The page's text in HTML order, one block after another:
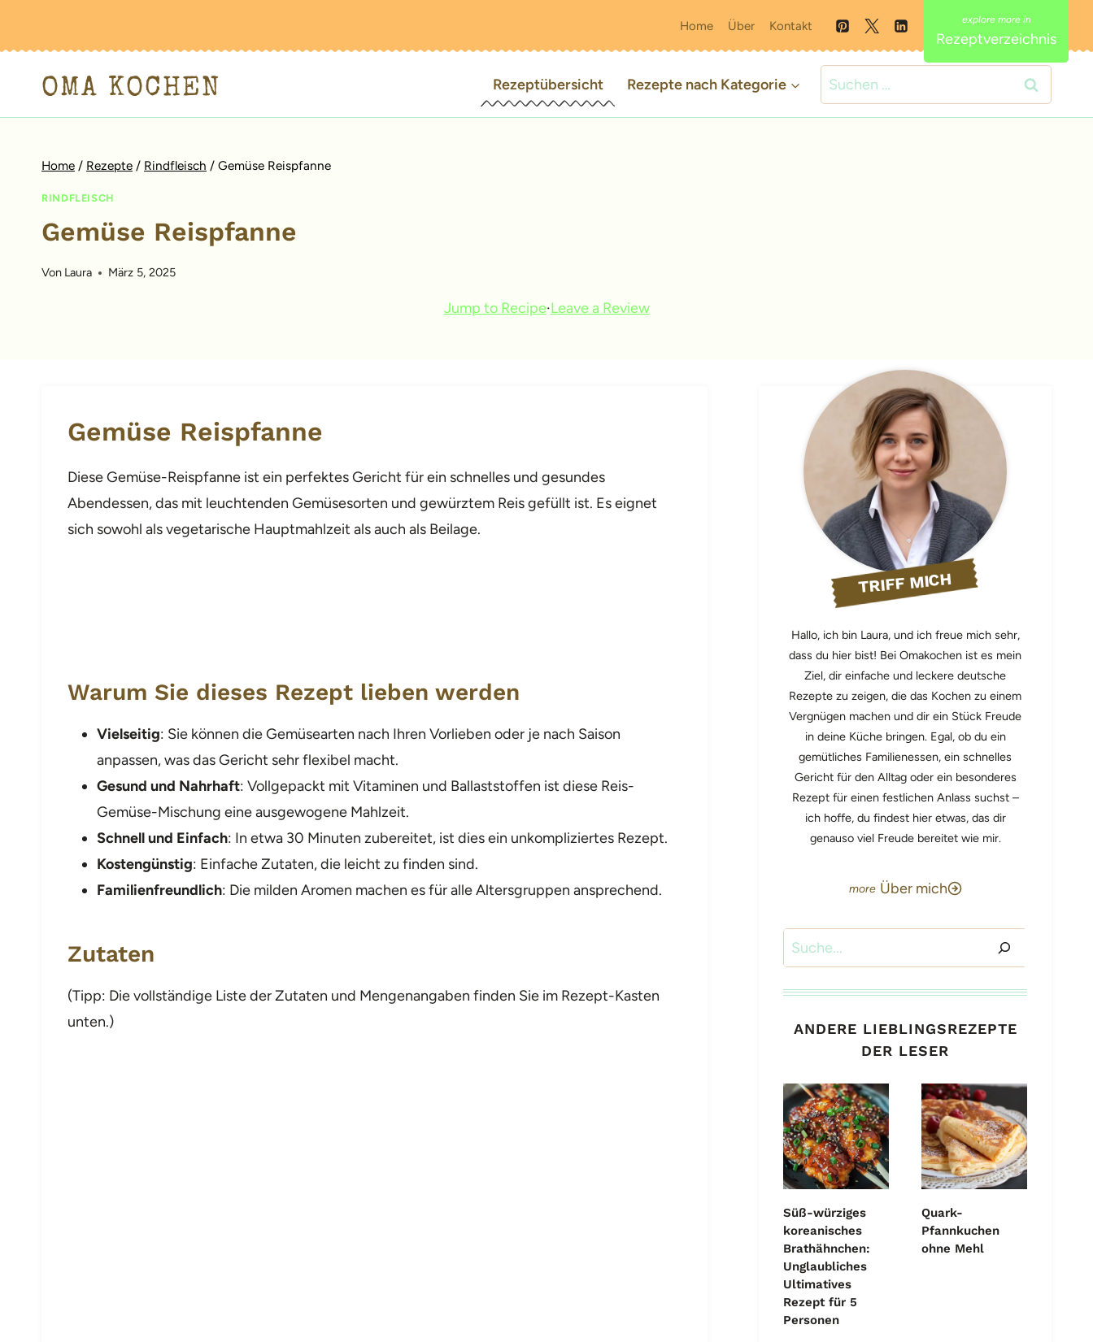
Home Über Kontakt
Rezeptverzeichnis
OMA KOCHEN Rezeptübersicht Rezepte nach Kategorie
Suchen
nach:
Home / Rezepte / Rindfleisch / Gemüse Reispfanne
RINDFLEISCH
Gemüse Reispfanne
Von Laura März 5, 2025
Jump to Recipe·Leave a Review
Gemüse Reispfanne
Diese Gemüse-Reispfanne ist ein perfektes Gericht für ein schnelles und gesundes
Abendessen, das mit leuchtenden Gemüsesorten und gewürztem Reis gefüllt ist. Es eignet
sich sowohl als vegetarische Hauptmahlzeit als auch als Beilage.
Warum Sie dieses Rezept lieben werden
Vielseitig: Sie können die Gemüsearten nach Ihren Vorlieben oder je nach Saison
anpassen, was das Gericht sehr flexibel macht.
Gesund und Nahrhaft: Vollgepackt mit Vitaminen und Ballaststoffen ist diese Reis-
Gemüse-Mischung eine ausgewogene Mahlzeit.
Schnell und Einfach: In etwa 30 Minuten zubereitet, ist dies ein unkompliziertes Rezept.
Kostengünstig: Einfache Zutaten, die leicht zu finden sind.
Familienfreundlich: Die milden Aromen machen es für alle Altersgruppen ansprechend.
Zutaten
(Tipp: Die vollständige Liste der Zutaten und Mengenangaben finden Sie im Rezept-Kasten
unten.)
TRIFF MICH
Hallo, ich bin Laura, und ich freue mich sehr,
dass du hier bist! Bei Omakochen ist es mein
Ziel, dir einfache und leckere deutsche
Rezepte zu zeigen, die das Kochen zu einem
Vergnügen machen und dir ein Stück Freude
in deine Küche bringen. Egal, ob du ein
gemütliches Familienessen, ein schnelles
Gericht für den Alltag oder ein besonderes
Rezept für einen festlichen Anlass suchst –
ich hoffe, du findest hier etwas, das dir
genauso viel Freude bereitet wie mir.
Über mich
Suchen
ANDERE LIEBLINGSREZEPTE
DER LESER
Süß-würziges
koreanisches
Brathähnchen:
Unglaubliches
Ultimatives
Rezept für 5
Personen
Quark-
Pfannkuchen
ohne Mehl